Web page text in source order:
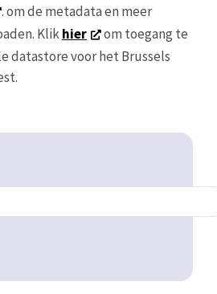
. om de metadata en meer
Klikhier
om toegang te
datastore voor het Brussels